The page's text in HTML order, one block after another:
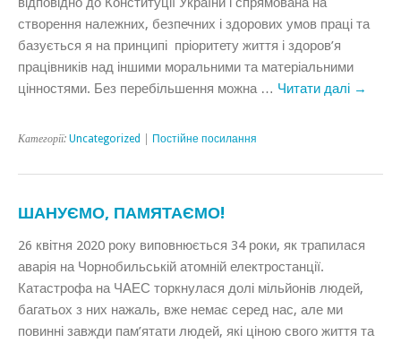
створення належних, безпечних і здорових умов праці та
базується я на принципі пріоритету життя і здоров’я
працівників над іншими моральними та матеріальними
цінностями. Без перебільшення можна … Читати далі →
Категорії: Uncategorized Постійне посилання
ШАНУЄМО, ПАМЯТАЄМО!
26 квітня 2020 року виповнюється 34 роки, як трапилася
аварія на Чорнобильській атомній електростанції.
Катастрофа на ЧАЕС торкнулася долі мільйонів людей,
багатьох з них нажаль, вже немає серед нас, але ми
повинні завжди пам’ятати людей, які ціною свого життя та